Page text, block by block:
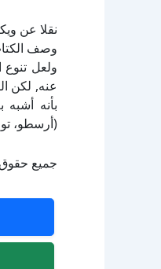
نقلا عن
وصف
ولعل
عنه, لكن
بأنه
(أرسطو،
جميع